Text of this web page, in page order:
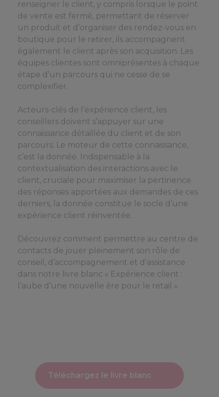
renseigner le client, y compris lorsque le point
de vente est fermé, permettant de réserver
un produit et d’organiser des rendez-vous en
boutique pour le retirer, ils accompagnent
également le client après son acquisition. Les
équipes clientes sont omniprésentes à chaque
étape d’un parcours qui ne cesse de se
complexifier.
Acteurs-clés de l’expérience client, les
conseillers doivent s’appuyer sur une
connaissance détaillée du client et de son
parcours. Le moteur de cette connaissance,
c’est la donnée. Indispensable à la
contextualisation des interactions avec le
client, cruciale pour maximiser la pertinence
des réponses apportées aux demandes de ces
derniers, la donnée constitue le socle d’une
expérience client réinventée.
Découvrez comment permettre au centre de
contacts de jouer pleinement son rôle de
conseil, d’accompagnement et d’assistance
dans notre livre blanc « Expérience client :
l’aube d’une nouvelle ère pour le retail »
Téléchargez le livre blanc